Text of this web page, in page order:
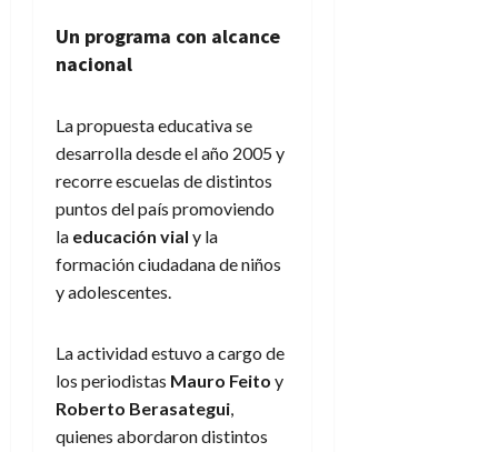
Un programa con alcance
nacional
La propuesta educativa se
desarrolla desde el año 2005 y
recorre escuelas de distintos
puntos del país promoviendo
la educación vial y la
formación ciudadana de niños
y adolescentes.
La actividad estuvo a cargo de
los periodistas Mauro Feito y
Roberto Berasategui,
quienes abordaron distintos